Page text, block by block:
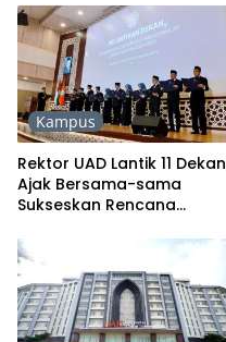
Kampus
Rektor UAD Lantik 11
Ajak Bersama-sama
Sukseskan Rencana